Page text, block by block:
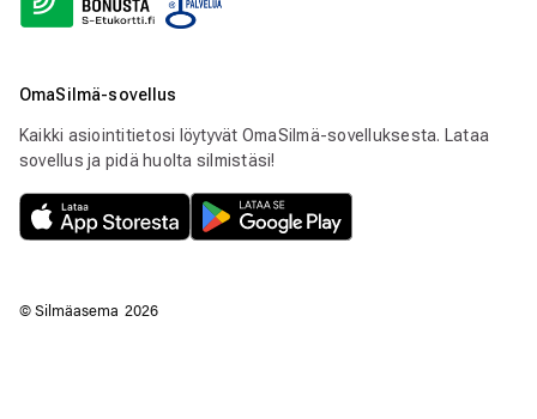
OmaSilmä-sovellus
Kaikki asiointitietosi löytyvät OmaSilmä-sovelluksesta. Lataa
sovellus ja pidä huolta silmistäsi!
© Silmäasema 2026